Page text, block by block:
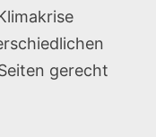
gerecht